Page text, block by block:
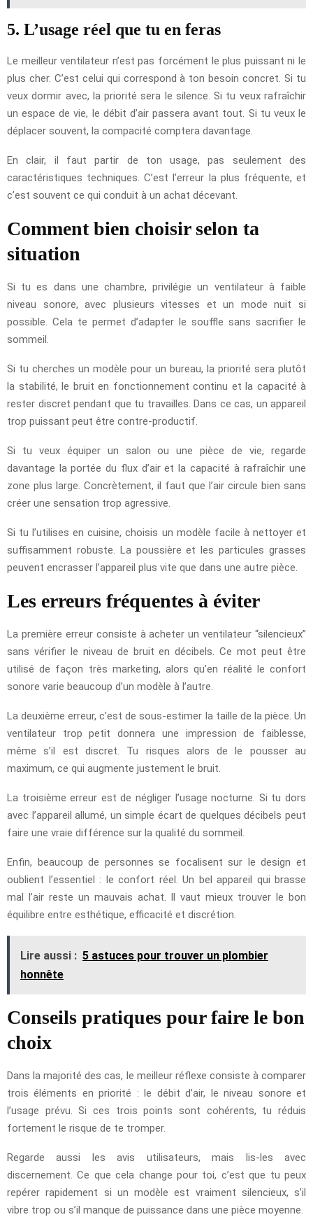
5. L’usage réel que tu en feras
Le meilleur ventilateur n’est pas forcément le plus puissant ni le
plus cher. C’est celui qui correspond à ton besoin concret. Si tu
veux dormir avec, la priorité sera le silence. Si tu veux rafraîchir
un espace de vie, le débit d’air passera avant tout. Si tu veux le
déplacer souvent, la compacité comptera davantage.
En clair, il faut partir de ton usage, pas seulement des
caractéristiques techniques. C’est l’erreur la plus fréquente, et
c’est souvent ce qui conduit à un achat décevant.
Comment bien choisir selon ta
situation
Si tu es dans une chambre, privilégie un ventilateur à faible
niveau sonore, avec plusieurs vitesses et un mode nuit si
possible. Cela te permet d’adapter le souffle sans sacrifier le
sommeil.
Si tu cherches un modèle pour un bureau, la priorité sera plutôt
la stabilité, le bruit en fonctionnement continu et la capacité à
rester discret pendant que tu travailles. Dans ce cas, un appareil
trop puissant peut être contre-productif.
Si tu veux équiper un salon ou une pièce de vie, regarde
davantage la portée du flux d’air et la capacité à rafraîchir une
zone plus large. Concrètement, il faut que l’air circule bien sans
créer une sensation trop agressive.
Si tu l’utilises en cuisine, choisis un modèle facile à nettoyer et
suffisamment robuste. La poussière et les particules grasses
peuvent encrasser l’appareil plus vite que dans une autre pièce.
Les erreurs fréquentes à éviter
La première erreur consiste à acheter un ventilateur “silencieux”
sans vérifier le niveau de bruit en décibels. Ce mot peut être
utilisé de façon très marketing, alors qu’en réalité le confort
sonore varie beaucoup d’un modèle à l’autre.
La deuxième erreur, c’est de sous-estimer la taille de la pièce. Un
ventilateur trop petit donnera une impression de faiblesse,
même s’il est discret. Tu risques alors de le pousser au
maximum, ce qui augmente justement le bruit.
La troisième erreur est de négliger l’usage nocturne. Si tu dors
avec l’appareil allumé, un simple écart de quelques décibels peut
faire une vraie différence sur la qualité du sommeil.
Enfin, beaucoup de personnes se focalisent sur le design et
oublient l’essentiel : le confort réel. Un bel appareil qui brasse
mal l’air reste un mauvais achat. Il vaut mieux trouver le bon
équilibre entre esthétique, efficacité et discrétion.
Lire aussi : 5 astuces pour trouver un plombier
honnête
Conseils pratiques pour faire le bon
choix
Dans la majorité des cas, le meilleur réflexe consiste à comparer
trois éléments en priorité : le débit d’air, le niveau sonore et
l’usage prévu. Si ces trois points sont cohérents, tu réduis
fortement le risque de te tromper.
Regarde aussi les avis utilisateurs, mais lis-les avec
discernement. Ce que cela change pour toi, c’est que tu peux
repérer rapidement si un modèle est vraiment silencieux, s’il
vibre trop ou s’il manque de puissance dans une pièce moyenne.